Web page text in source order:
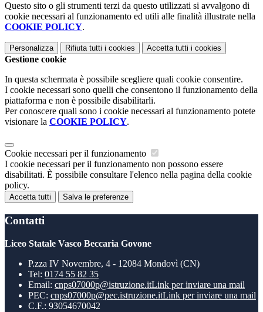
Questo sito o gli strumenti terzi da questo utilizzati si avvalgono di
cookie necessari al funzionamento ed utili alle finalità illustrate nella
COOKIE POLICY.
Personalizza Rifiuta tutti i cookies Accetta tutti i cookies
Gestione cookie
In questa schermata è possibile scegliere quali cookie consentire.
I cookie necessari sono quelli che consentono il funzionamento della
piattaforma e non è possibile disabilitarli.
Per conoscere quali sono i cookie necessari al funzionamento potete
visionare la COOKIE POLICY.
Cookie necessari per il funzionamento
I cookie necessari per il funzionamento non possono essere
disabilitati. È possibile consultare l'elenco nella pagina della cookie
policy.
Accetta tutti Salva le preferenze
Contatti
Liceo Statale Vasco Beccaria Govone
P.zza IV Novembre, 4 - 12084 Mondovì (CN)
Tel: 0174 55 82 35
Email: cnps07000p@istruzione.itLink per inviare una mail
PEC: cnps07000p@pec.istruzione.itLink per inviare una mail
C.F.: 93054670042